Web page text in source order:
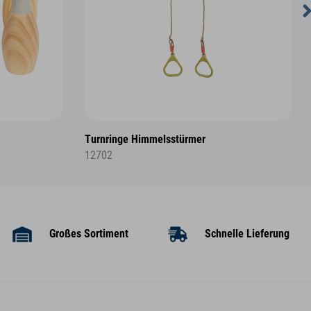
Turnringe Himmelsstürmer
12702
Großes Sortiment Schnelle Lieferung